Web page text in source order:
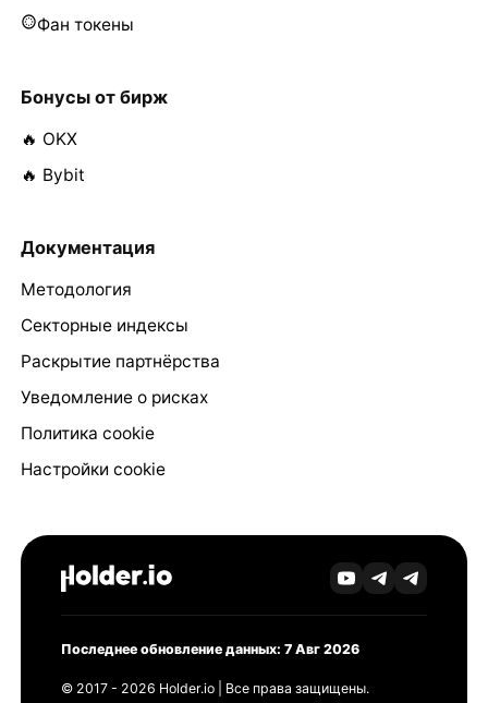
Фан токены
Бонусы от бирж
🔥 OKX
🔥 Bybit
Документация
Методология
Секторные индексы
Раскрытие партнёрства
Уведомление о рисках
Политика cookie
Настройки cookie
Последнее обновление данных: 7 Авг 2026
© 2017 - 2026 Holder.io | Все права защищены.